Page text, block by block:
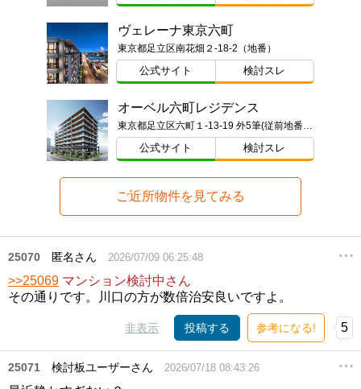
ヴェレーナ東京六町
東京都足立区南花畑２-18-2（地番）
公式サイト 検討スレ
オーベル六町レジデンス
東京都足立区六町１-13-19 外5筆(従前地番)ほか
公式サイト 検討スレ
ご近所物件を見てみる
25070 匿名さん 2026/07/09 06:25:48
>>25069 マンション検討中さん
その通りです。川口の方が数倍治安良いですよ。
非表示 投稿する 参考になる! 5
25071 検討板ユーザーさん 2026/07/18 08:43:26